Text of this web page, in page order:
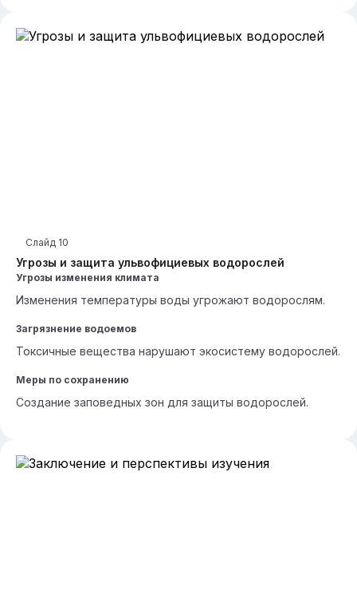
Угрозы и защита ульвофициевых водорослей
Слайд 10
Угрозы изменения климата
Изменения температуры воды угрожают водорослям.
Загрязнение водоемов
Токсичные вещества нарушают экосистему водорослей.
Меры по сохранению
Создание заповедных зон для защиты водорослей.